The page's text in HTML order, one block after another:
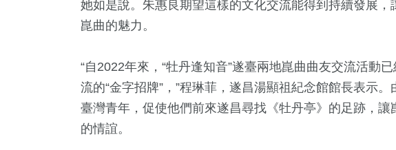
她如是說。朱惠良期望這樣的文化交流能得到持續發展
崑曲的魅力。
“自2022年來，“牡丹逢知音”遂臺兩地崑曲曲友交流活動
流的“金字招牌”，”程琳菲，遂昌湯顯祖紀念館館長表示
臺灣青年，促使他們前來遂昌尋找《牡丹亭》的足跡，
的情誼。
66+
專欄
1+
大陸